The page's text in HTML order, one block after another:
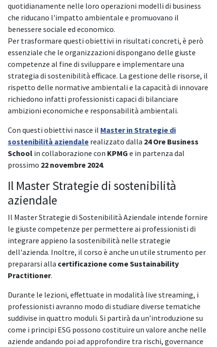
quotidianamente nelle loro operazioni modelli di business
che riducano l'impatto ambientale e promuovano il
benessere sociale ed economico.
Per trasformare questi obiettivi in risultati concreti, è però
essenziale che le organizzazioni dispongano delle giuste
competenze al fine di sviluppare e implementare una
strategia di sostenibilità efficace. La gestione delle risorse, il
rispetto delle normative ambientali e la capacità di innovare
richiedono infatti professionisti capaci di bilanciare
ambizioni economiche e responsabilità ambientali.
Con questi obiettivi nasce il Master in Strategie di
sostenibilità aziendale realizzato dalla 24 Ore Business
School in collaborazione con KPMG e in partenza dal
prossimo 22 novembre 2024.
Il Master Strategie di sostenibilità
aziendale
Il Master Strategie di Sostenibilità Aziendale intende fornire
le giuste competenze per permettere ai professionisti di
integrare appieno la sostenibilità nelle strategie
dell'azienda. Inoltre, il corso è anche un utile strumento per
prepararsi alla certificazione come Sustainability
Practitioner.
Durante le lezioni, effettuate in modalità live streaming, i
professionisti avranno modo di studiare diverse tematiche
suddivise in quattro moduli. Si partirà da un’introduzione su
come i principi ESG possono costituire un valore anche nelle
aziende andando poi ad approfondire tra rischi, governance